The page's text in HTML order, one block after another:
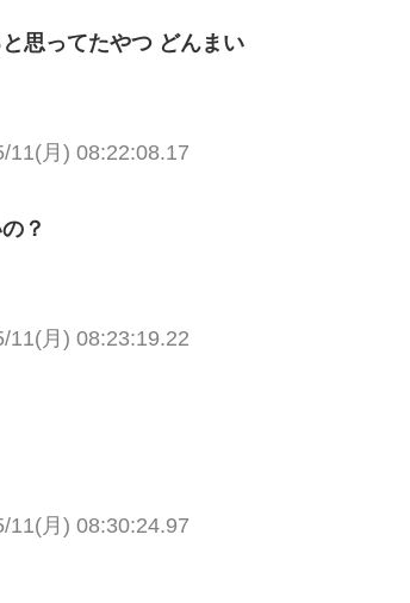
思ってたやつ どんまい
11(月) 08:22:08.17
？
11(月) 08:23:19.22
11(月) 08:30:24.97